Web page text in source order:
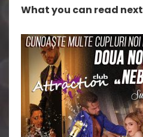
What you can read next